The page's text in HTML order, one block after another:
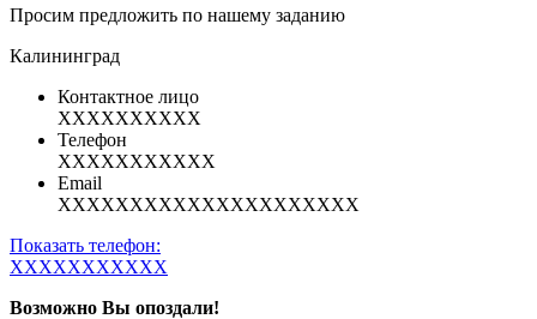
Просим предложить по нашему заданию
Калининград
Контактное лицо
XXXXXXXXXX
Телефон
XXXXXXXXXXX
Email
XXXXXXXXXXXXXXXXXXXXX
Показать телефон:
XXXXXXXXXXX
Возможно Вы опоздали!